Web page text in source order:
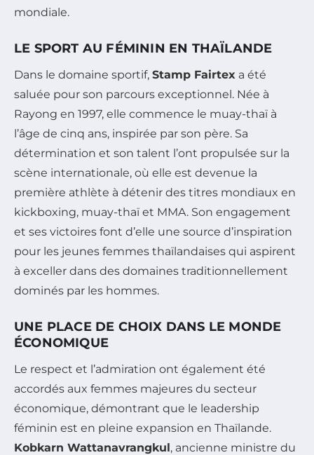
mondiale.
LE SPORT AU FÉMININ EN THAÏLANDE
Dans le domaine sportif, Stamp Fairtex a été
saluée pour son parcours exceptionnel. Née à
Rayong en 1997, elle commence le muay-thaï à
l’âge de cinq ans, inspirée par son père. Sa
détermination et son talent l’ont propulsée sur la
scène internationale, où elle est devenue la
première athlète à détenir des titres mondiaux en
kickboxing, muay-thaï et MMA. Son engagement
et ses victoires font d’elle une source d’inspiration
pour les jeunes femmes thaïlandaises qui aspirent
à exceller dans des domaines traditionnellement
dominés par les hommes.
UNE PLACE DE CHOIX DANS LE MONDE
ÉCONOMIQUE
Le respect et l’admiration ont également été
accordés aux femmes majeures du secteur
économique, démontrant que le leadership
féminin est en pleine expansion en Thaïlande.
Kobkarn Wattanavrangkul, ancienne ministre du